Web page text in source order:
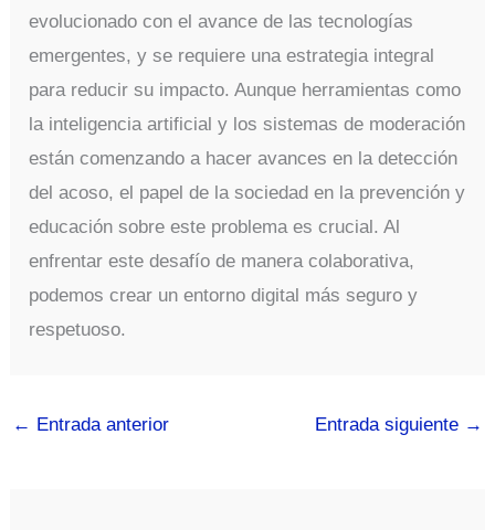
evolucionado con el avance de las tecnologías
emergentes, y se requiere una estrategia integral
para reducir su impacto. Aunque herramientas como
la inteligencia artificial y los sistemas de moderación
están comenzando a hacer avances en la detección
del acoso, el papel de la sociedad en la prevención y
educación sobre este problema es crucial. Al
enfrentar este desafío de manera colaborativa,
podemos crear un entorno digital más seguro y
respetuoso.
← Entrada anterior Entrada siguiente →